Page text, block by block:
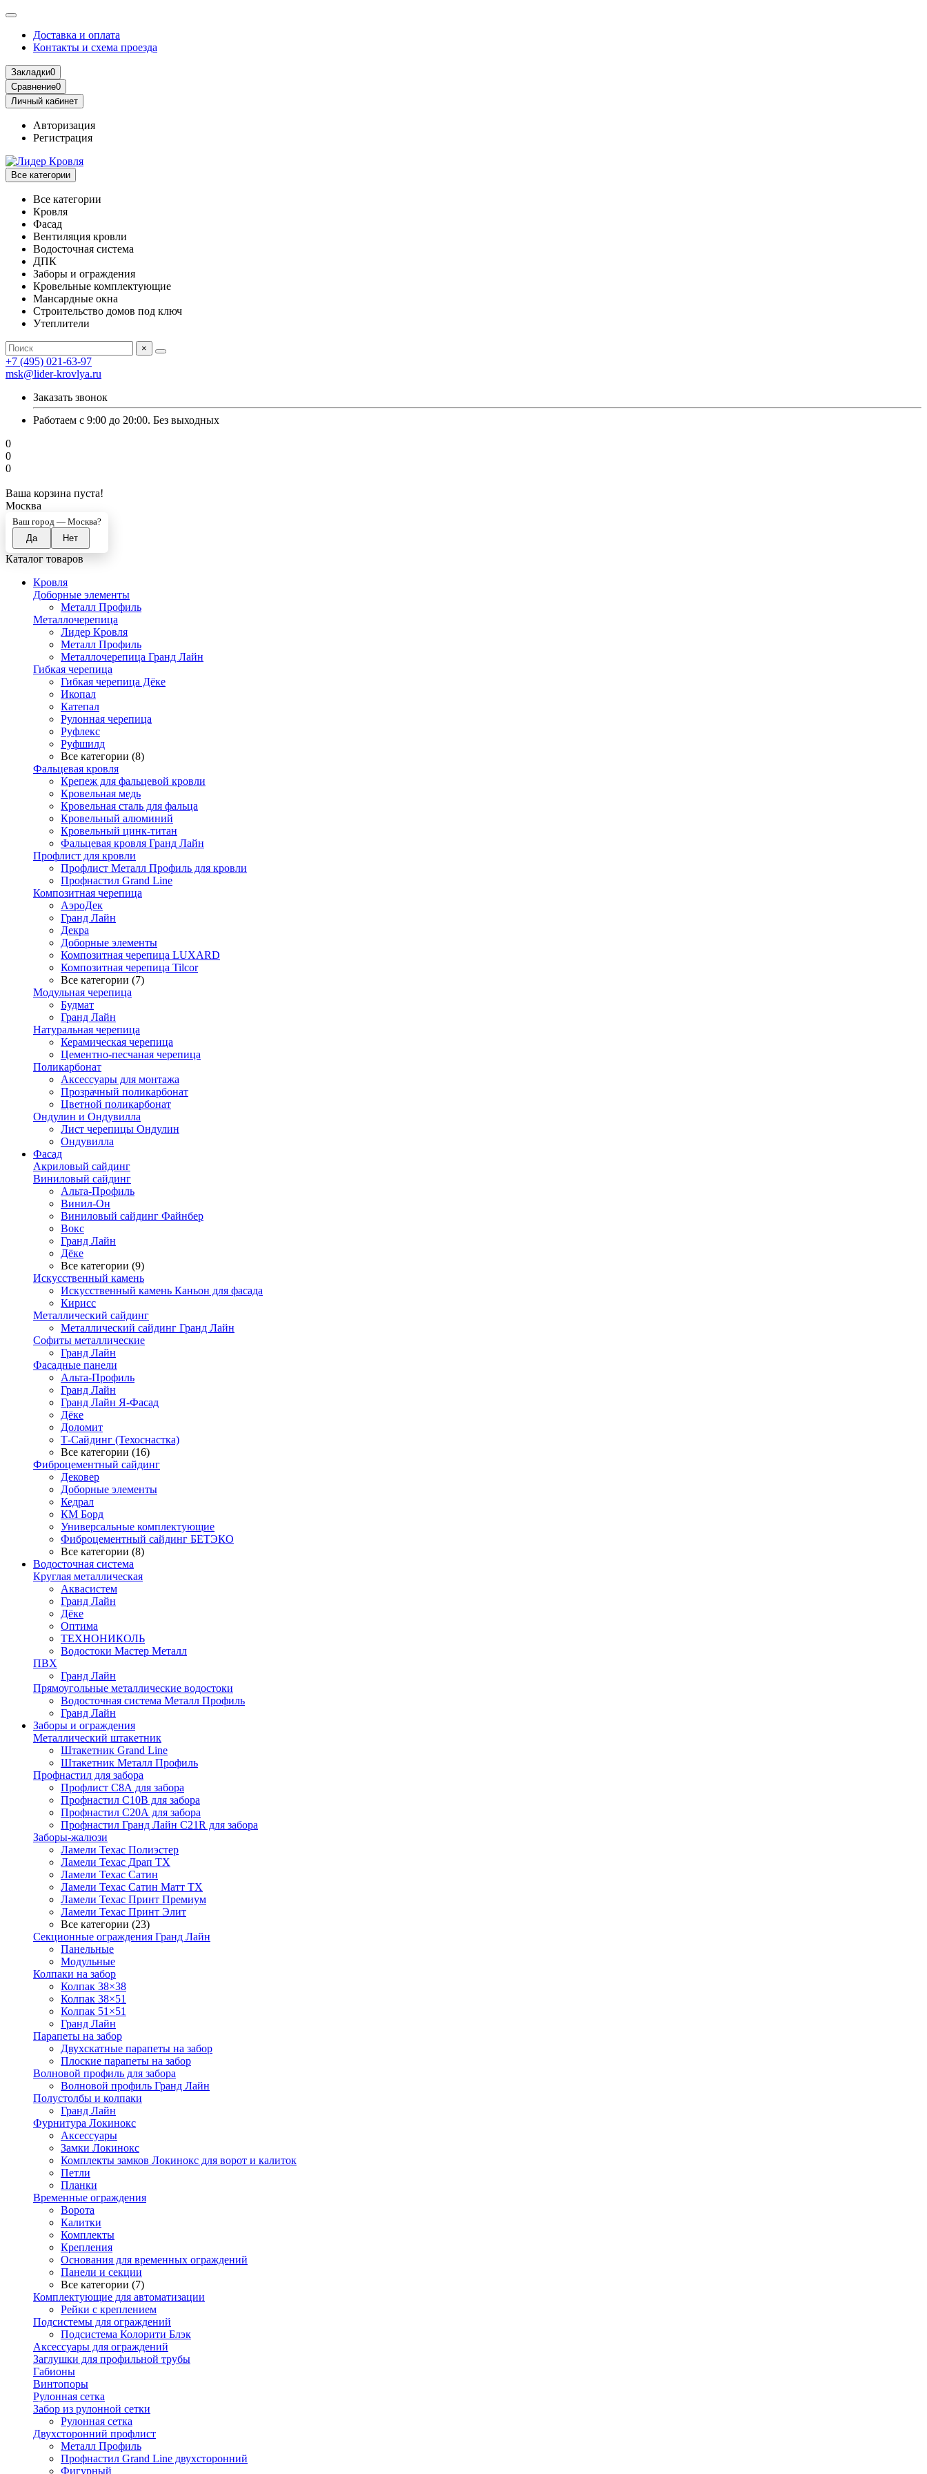
Доставка и оплата
Контакты и схема проезда
Закладки0
Сравнение0
Личный кабинет
Авторизация
Регистрация
Все категории
Все категории
Кровля
Фасад
Вентиляция кровли
Водосточная система
ДПК
Заборы и ограждения
Кровельные комплектующие
Мансардные окна
Строительство домов под ключ
Утеплители
×
+7 (495) 021-63-97
msk@lider-krovlya.ru
Заказать звонок
Работаем с 9:00 до 20:00. Без выходных
0
0
0
Ваша корзина пуста!
Москва
Ваш город — Москва?
Каталог товаров
Кровля
Доборные элементы
Металл Профиль
Металлочерепица
Лидер Кровля
Металл Профиль
Металлочерепица Гранд Лайн
Гибкая черепица
Гибкая черепица Дёке
Икопал
Катепал
Рулонная черепица
Руфлекс
Руфшилд
Все категории (8)
Фальцевая кровля
Крепеж для фальцевой кровли
Кровельная медь
Кровельная сталь для фальца
Кровельный алюминий
Кровельный цинк-титан
Фальцевая кровля Гранд Лайн
Профлист для кровли
Профлист Металл Профиль для кровли
Профнастил Grand Line
Композитная черепица
АэроДек
Гранд Лайн
Декра
Доборные элементы
Композитная черепица LUXARD
Композитная черепица Tilcor
Все категории (7)
Модульная черепица
Будмат
Гранд Лайн
Натуральная черепица
Керамическая черепица
Цементно-песчаная черепица
Поликарбонат
Аксессуары для монтажа
Прозрачный поликарбонат
Цветной поликарбонат
Ондулин и Ондувилла
Лист черепицы Ондулин
Ондувилла
Фасад
Акриловый сайдинг
Виниловый сайдинг
Альта-Профиль
Винил-Он
Виниловый сайдинг Файнбер
Вокс
Гранд Лайн
Дёке
Все категории (9)
Искусственный камень
Искусственный камень Каньон для фасада
Кирисс
Металлический сайдинг
Металлический сайдинг Гранд Лайн
Софиты металлические
Гранд Лайн
Фасадные панели
Альта-Профиль
Гранд Лайн
Гранд Лайн Я-Фасад
Дёке
Доломит
Т-Сайдинг (Техоснастка)
Все категории (16)
Фиброцементный сайдинг
Дековер
Доборные элементы
Кедрал
КМ Борд
Универсальные комплектующие
Фиброцементный сайдинг БЕТЭКО
Все категории (8)
Водосточная система
Круглая металлическая
Аквасистем
Гранд Лайн
Дёке
Оптима
ТЕХНОНИКОЛЬ
Водостоки Мастер Металл
ПВХ
Гранд Лайн
Прямоугольные металлические водостоки
Водосточная система Металл Профиль
Гранд Лайн
Заборы и ограждения
Металлический штакетник
Штакетник Grand Line
Штакетник Металл Профиль
Профнастил для забора
Профлист С8А для забора
Профнастил С10В для забора
Профнастил С20А для забора
Профнастил Гранд Лайн С21R для забора
Заборы-жалюзи
Ламели Техас Полиэстер
Ламели Техас Драп ТХ
Ламели Техас Сатин
Ламели Техас Сатин Матт ТХ
Ламели Техас Принт Премиум
Ламели Техас Принт Элит
Все категории (23)
Секционные ограждения Гранд Лайн
Панельные
Модульные
Колпаки на забор
Колпак 38×38
Колпак 38×51
Колпак 51×51
Гранд Лайн
Парапеты на забор
Двухскатные парапеты на забор
Плоские парапеты на забор
Волновой профиль для забора
Волновой профиль Гранд Лайн
Полустолбы и колпаки
Гранд Лайн
Фурнитура Локинокс
Аксессуары
Замки Локинокс
Комплекты замков Локинокс для ворот и калиток
Петли
Планки
Временные ограждения
Ворота
Калитки
Комплекты
Крепления
Основания для временных ограждений
Панели и секции
Все категории (7)
Комплектующие для автоматизации
Рейки с креплением
Подсистемы для ограждений
Подсистема Колорити Блэк
Аксессуары для ограждений
Заглушки для профильной трубы
Габионы
Винтопоры
Рулонная сетка
Забор из рулонной сетки
Рулонная сетка
Двухсторонний профлист
Металл Профиль
Профнастил Grand Line двухсторонний
Фигурный